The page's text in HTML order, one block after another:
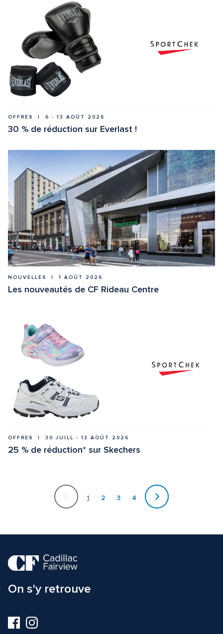
OFFRES  |  6 - 13 AOÛT 2026
30 % de réduction sur Everlast !
NOUVELLES  |  1 AOÛT 2026
Les nouveautés de CF Rideau Centre
OFFRES  |  30 JUILL - 13 AOÛT 2026
25 % de réduction* sur Skechers
1 2 3 4
Actuellement
sur
la
On s'y retrouve
Visitez-
nous
Visitez-
nous